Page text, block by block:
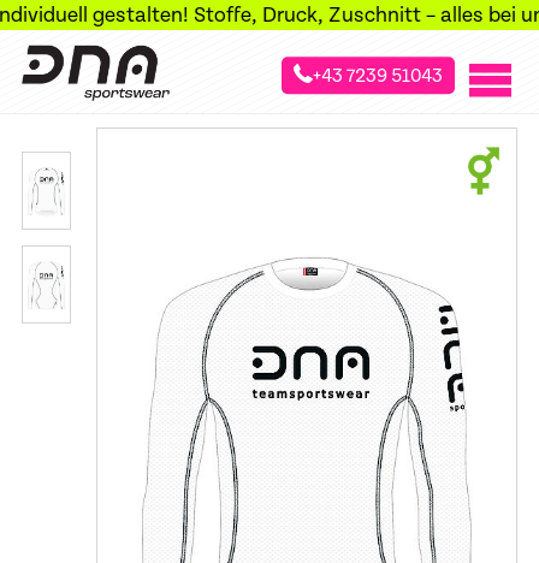
gestalten! Stoffe, Druck, Zuschnitt – alles bei uns
+43 7239 51043
»